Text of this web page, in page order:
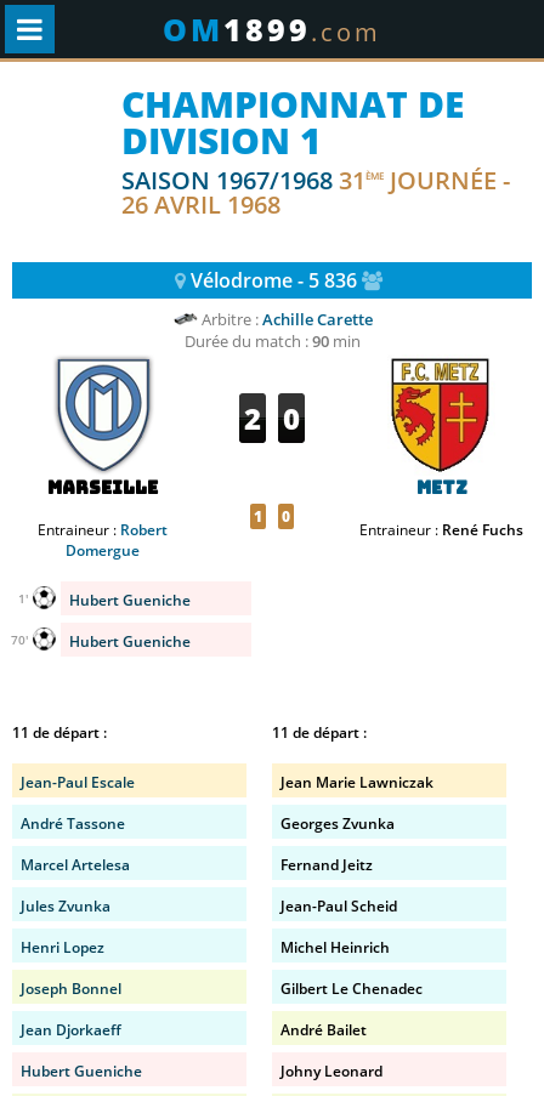
OM1899.com
CHAMPIONNAT DE
DIVISION 1
SAISON 1967/196831 ÈME JOURNÉE -
26 AVRIL 1968
Vélodrome - 5 836
Arbitre :Achille Carette
Durée du match :90min
Marseille
Entraineur : Robert
Domergue
2 0
1 0
Metz
Entraineur : René Fuchs
Hubert Gueniche
1'
Hubert Gueniche
70'
11 de départ :
Jean-Paul Escale
André Tassone
Marcel Artelesa
Jules Zvunka
Henri Lopez
Joseph Bonnel
Jean Djorkaeff
Hubert Gueniche
11 de départ :
Jean Marie Lawniczak
Georges Zvunka
Fernand Jeitz
Jean-Paul Scheid
Michel Heinrich
Gilbert Le Chenadec
André Bailet
Johny Leonard